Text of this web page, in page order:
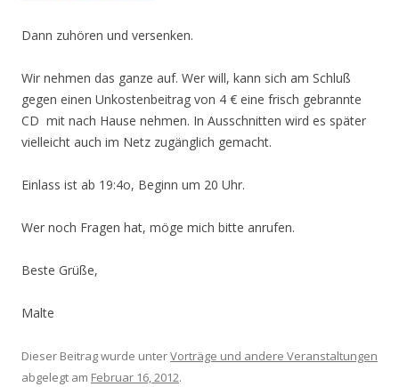
Dann zuhören und versenken.
Wir nehmen das ganze auf. Wer will, kann sich am Schluß
gegen einen Unkostenbeitrag von 4 € eine frisch gebrannte
CD mit nach Hause nehmen. In Ausschnitten wird es später
vielleicht auch im Netz zugänglich gemacht.
Einlass ist ab 19:4o, Beginn um 20 Uhr.
Wer noch Fragen hat, möge mich bitte anrufen.
Beste Grüße,
Malte
Dieser Beitrag wurde unterVorträge und andere Veranstaltungen
abgelegt am Februar 16, 2012.